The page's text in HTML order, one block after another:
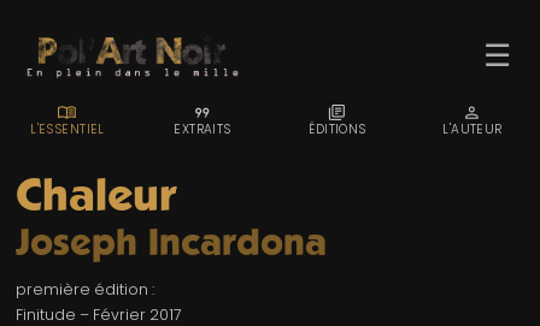
☰
ACCUEIL
TROMBINO
Chaleur
Joseph Incardona
première édition :
Finitude – Février 2017
MENU_BOOK
L'ESSENTIEL
FORMAT_QUOTE
EXTRAITS
LIBRARY_BOOKS
ÉDITIONS
PERSON
L'AUTEUR